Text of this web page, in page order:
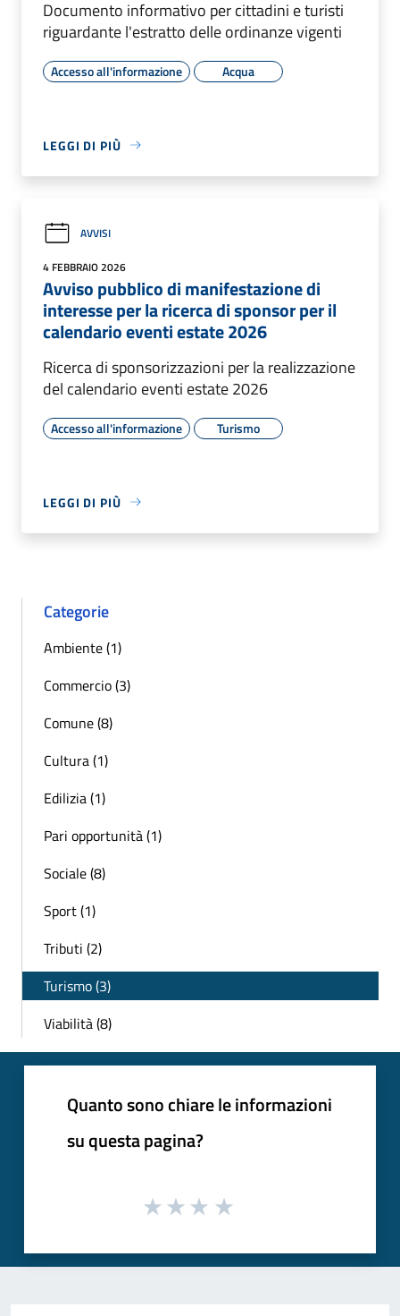
Documento informativo per cittadini e turisti
riguardante l'estratto delle ordinanze vigenti
Accesso all'informazione Acqua
LEGGI DI PIÙ
AVVISI
4 FEBBRAIO 2026
Avviso pubblico di manifestazione di
interesse per la ricerca di sponsor per il
calendario eventi estate 2026
Ricerca di sponsorizzazioni per la realizzazione
del calendario eventi estate 2026
Accesso all'informazione Turismo
LEGGI DI PIÙ
Categorie
Ambiente (1)
Commercio (3)
Comune (8)
Cultura (1)
Edilizia (1)
Pari opportunità (1)
Sociale (8)
Sport (1)
Tributi (2)
Turismo (3)
Viabilità (8)
Quanto sono chiare le informazioni
su questa pagina?